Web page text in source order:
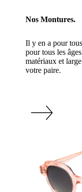
Nos Montures.
Il y en a pour
pour tous les
matériaux et
votre paire.